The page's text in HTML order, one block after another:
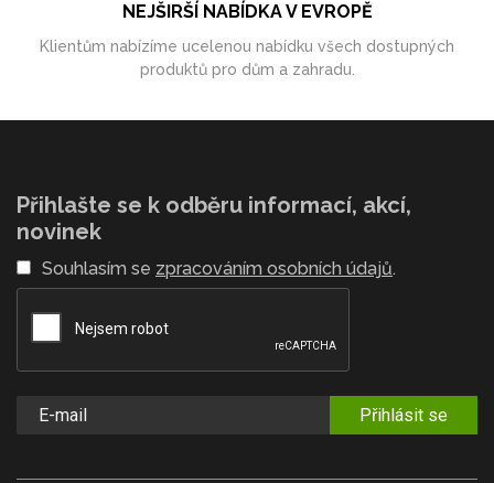
NEJŠIRŠÍ NABÍDKA V EVROPĚ
Klientům nabízíme ucelenou nabídku všech dostupných
produktů pro dům a zahradu.
Přihlašte se k odběru informací, akcí,
novinek
Souhlasím se zpracováním osobních údajů.
Přihlásit se